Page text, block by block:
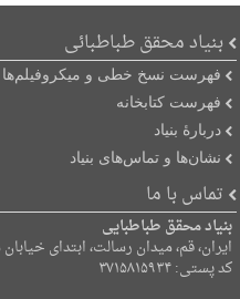
بنیاد محقق طباطبائی
فهرست نسخ خطی و میکروفیلم‌ها
فهرست کتابخانه
دربارۀ بنیاد
نشان‌ها و تماس‌های بنیاد
تماس با ما
بنیاد محقق طباطبایی
ایران، قم، میدان رسالت، ابتدای خیابان
کد پستی: ۳۷۱۵۸۱۵۹۳۴